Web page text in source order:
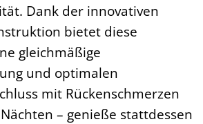
Dank der innovativen
bietet diese
gleichmäßige
und optimalen
mit Rückenschmerzen
– genieße stattdessen